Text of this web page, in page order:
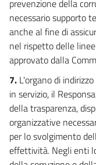
prevenzione della
necessario supporto
anche al fine di
nel rispetto delle
approvato dalla
7. L'organo di
in servizio, il
della trasparenza,
organizzative
per lo svolgimento
effettività. Negli enti